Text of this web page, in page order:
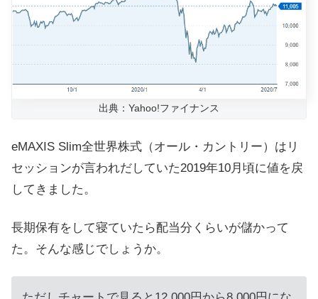
出典：Yahoo!ファイナンス
eMAXIS Slim全世界株式（オール・カントリー）はリ
セッションが言われだしていた2019年10月頃に値を戻
してきました。
長期保有をして寝ていたら配当分くらいが儲かって
た。そんな感じでしょうか。